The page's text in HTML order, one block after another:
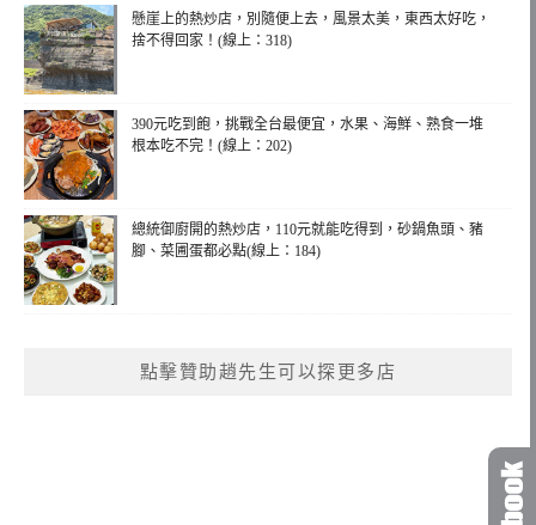
懸崖上的熱炒店，別隨便上去，風景太美，東西太好吃，
捨不得回家！(線上：318)
390元吃到飽，挑戰全台最便宜，水果、海鮮、熟食一堆
根本吃不完！(線上：202)
總統御廚開的熱炒店，110元就能吃得到，砂鍋魚頭、豬
腳、菜圃蛋都必點(線上：184)
點擊贊助趙先生可以探更多店